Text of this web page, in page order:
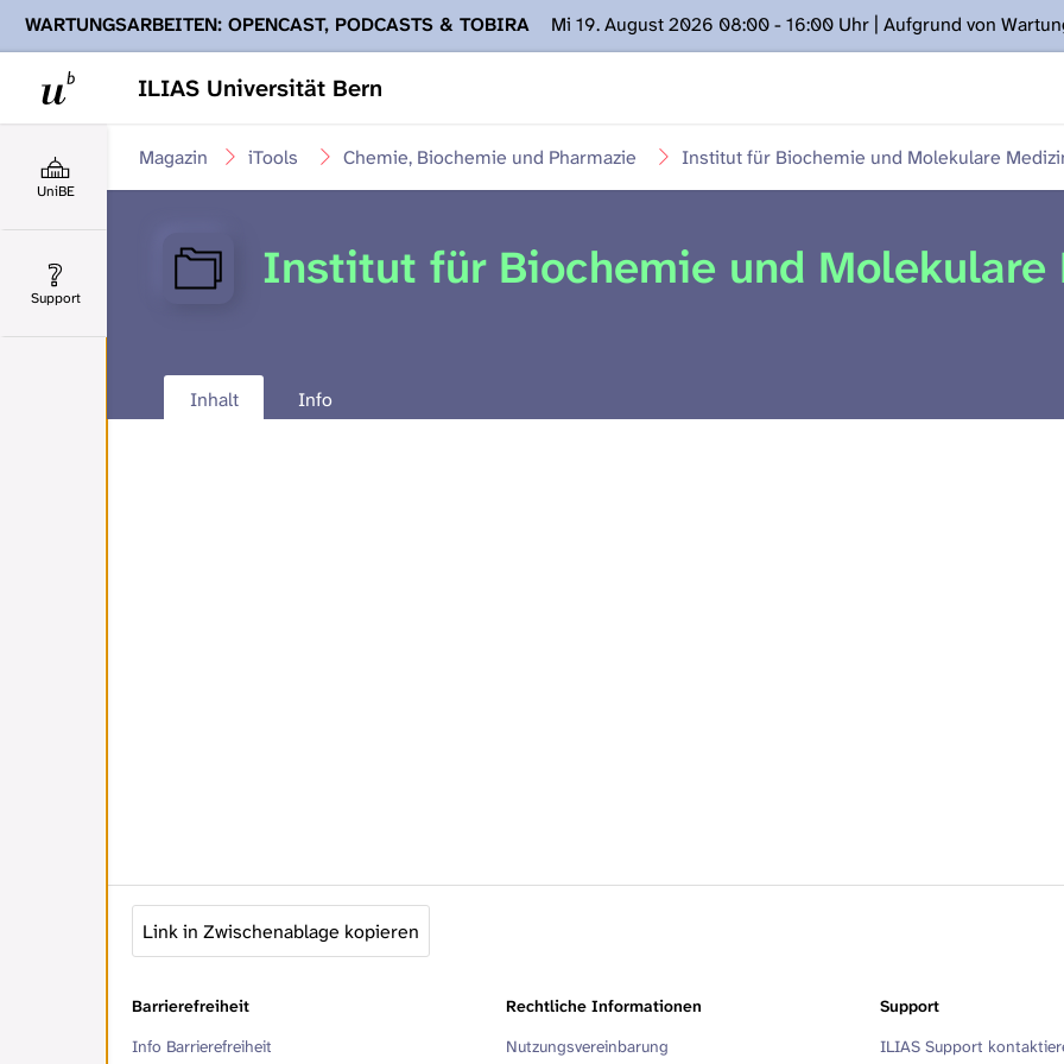
ILIAS Universität Bern
WARTUNGSARBEITEN: OPENCAST, PODCASTS & TOBIRA
Mi 19. August 2026 08:00 - 16:00 Uhr | Aufgrund von
Ihnen Podcasts, Opencast-Videos und Tobira nicht zur Verfügung stehen. Kontakt: www.podcast.unibe.ch
UniBE
Support
Institut für Biochemie und Molekulare
Chemie, Biochemie und Pharmazie
iTools
Magazin
Institut für Biochemie und Molekulare
Inhalt Info
Link in Zwischenablage kopieren
Barrierefreiheit
Info Barrierefreiheit
Rechtliche Informationen
Nutzungsvereinbarung
Support
ILIAS Support